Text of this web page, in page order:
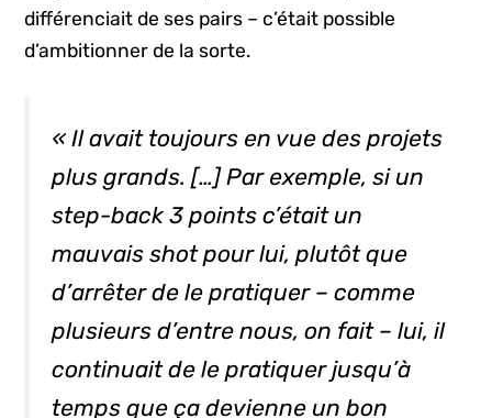
différenciait de ses pairs – c’était possible
d’ambitionner de la sorte.
« Il avait toujours en vue des projets
plus grands. […] Par exemple, si un
step-back 3 points c’était un
mauvaisshotpour lui, plutôt que
d’arrêter de le pratiquer – comme
plusieurs d’entre nous, on fait – lui, il
continuait de le pratiquer jusqu’à
temps que ça devienne un bon